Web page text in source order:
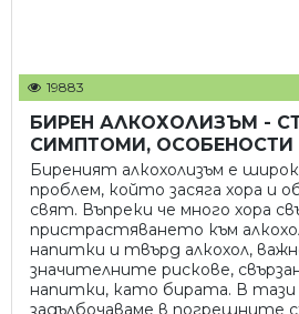
19883
БИРЕН АЛКОХОЛИЗЪМ -
СИМПТОМИ, ОСОБЕНОСТИ
Биреният алкохолизъм е
проблем, който засяга хора и
свят. Въпреки че много хора
пристрастяването към
напитки и твърд алкохол,
значителните рискове,
напитки, като бирата. В
задълбочаваме в погрешните